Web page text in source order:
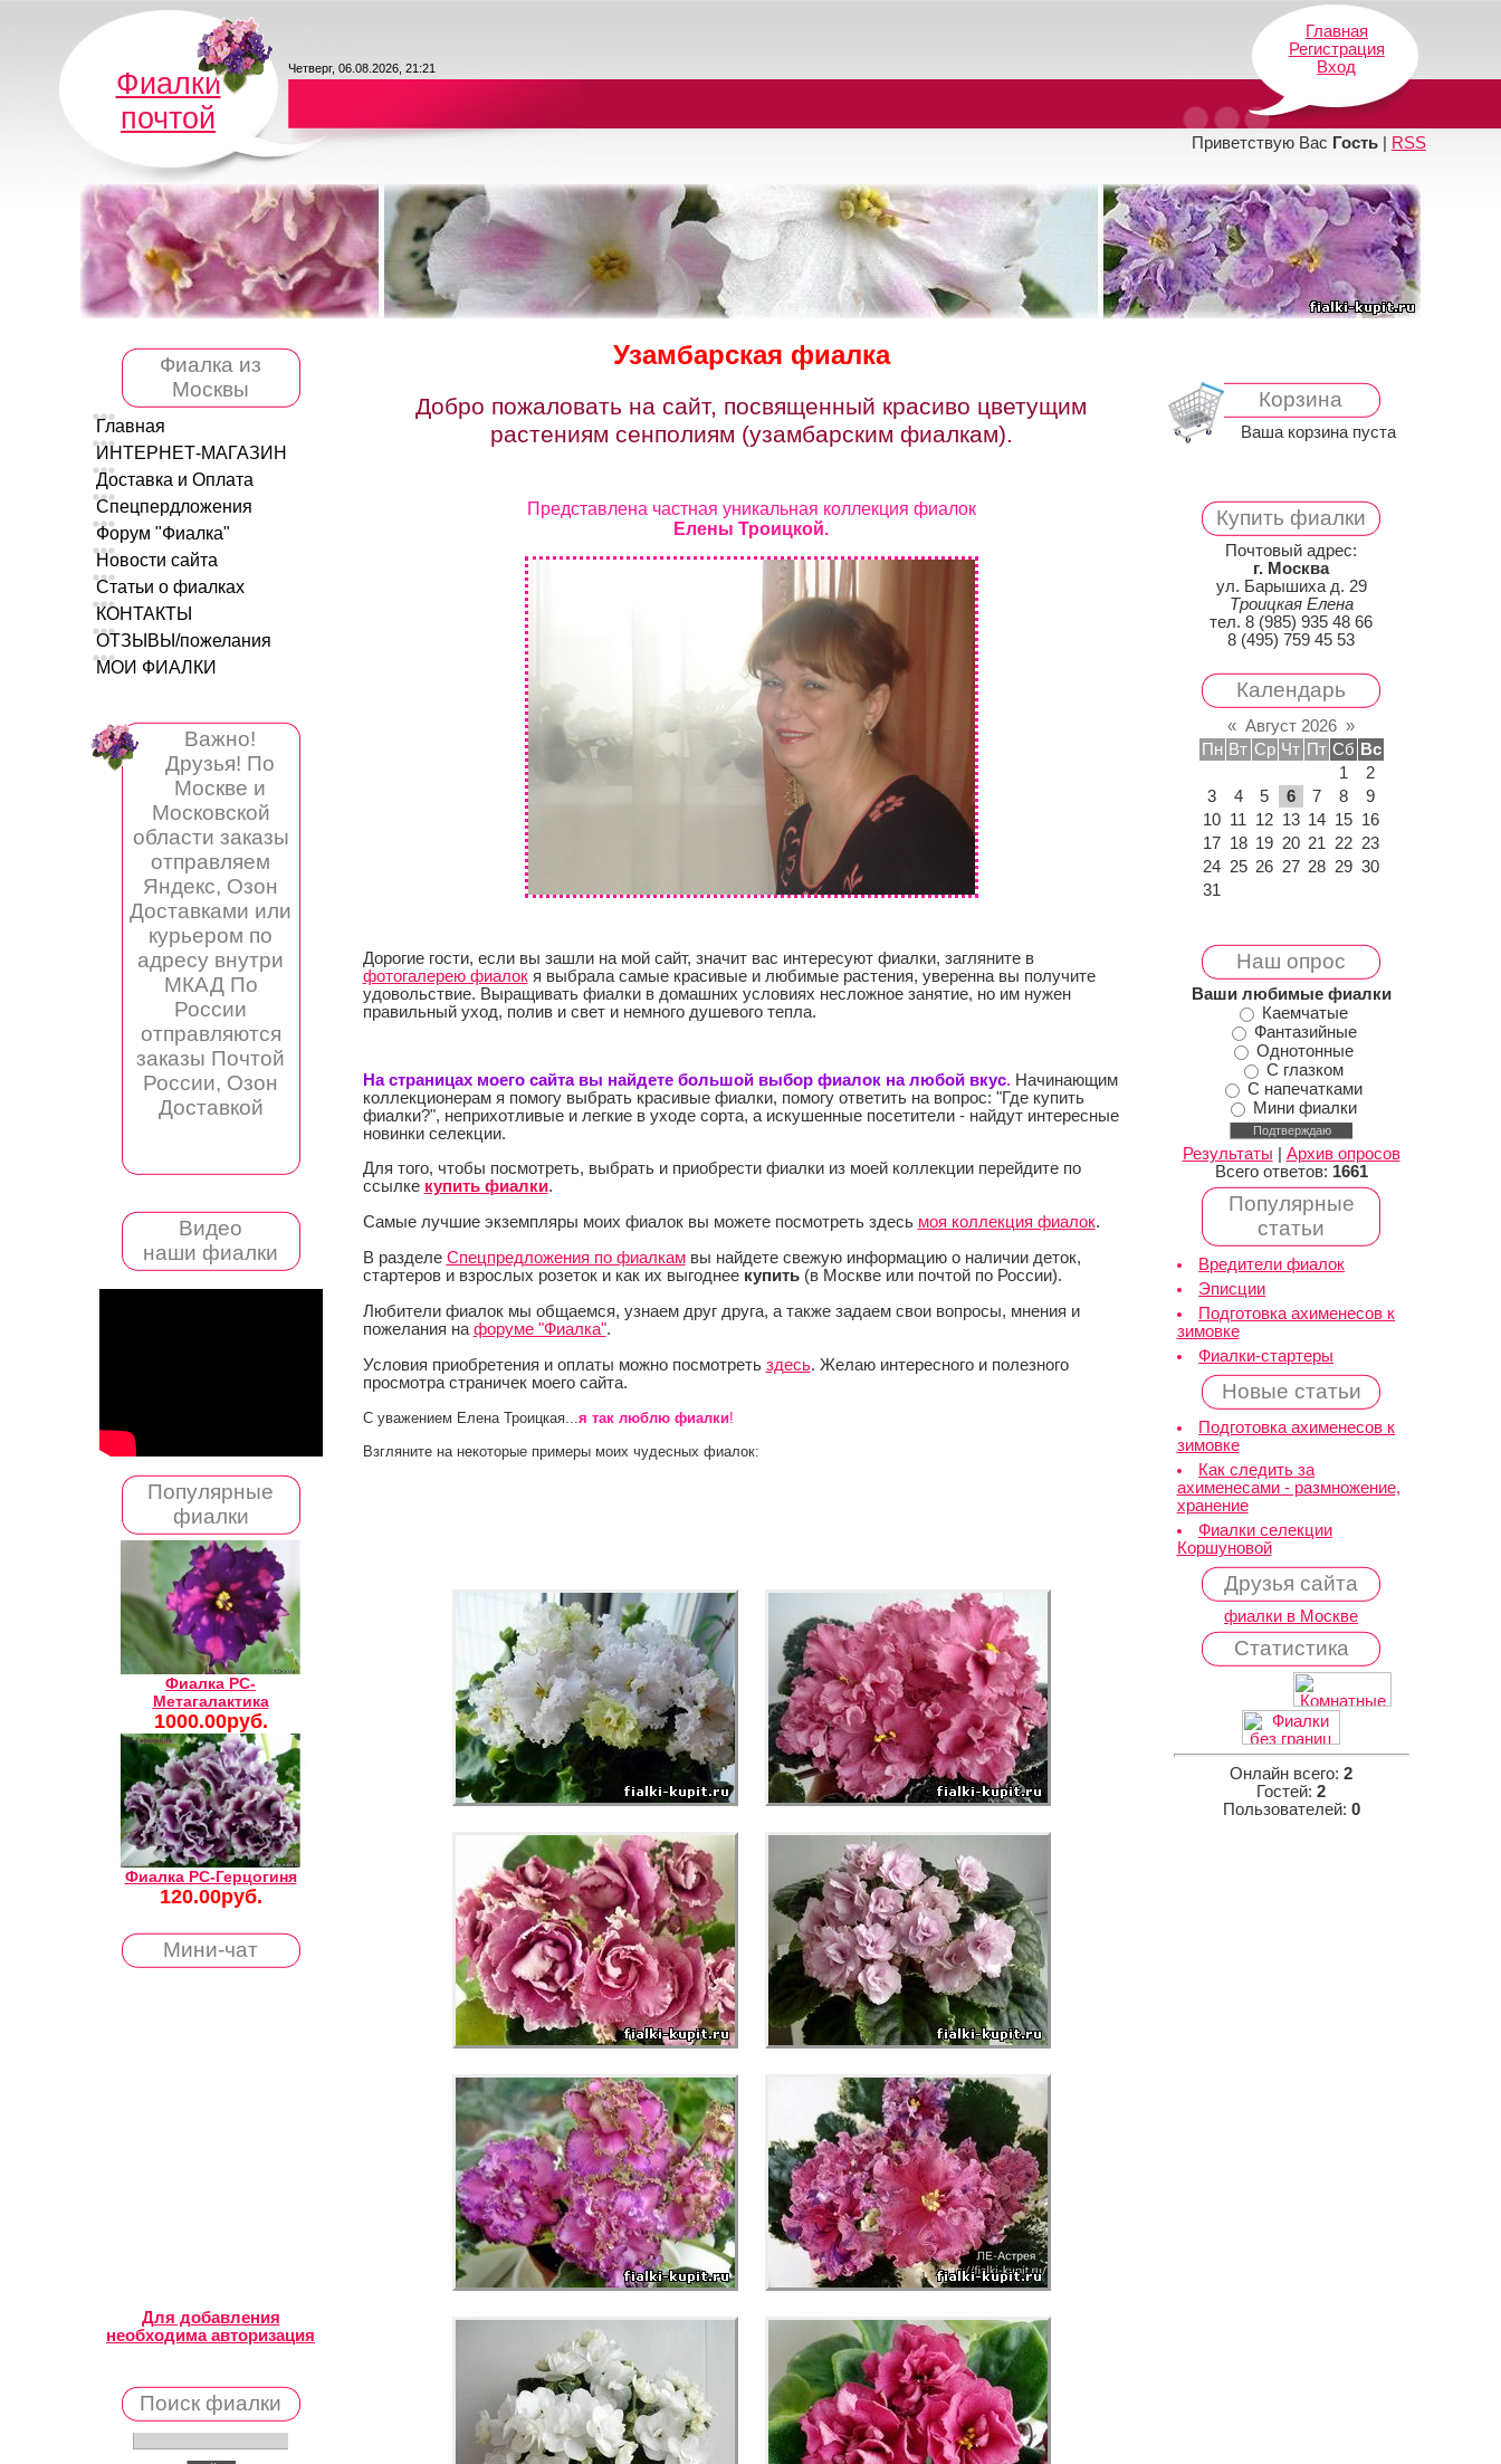
Фиалки
почтой
Четверг, 06.08.2026, 21:21
Главная
Регистрация
Вход
Приветствую Вас Гость| RSS
Фиалка из
Москвы
Главная
ИНТЕРНЕТ-МАГАЗИН
Доставка и Оплата
Спецпердложения
Форум "Фиалка"
Новости сайта
Статьи о фиалках
КОНТАКТЫ
ОТЗЫВЫ/пожелания
МОИ ФИАЛКИ
Важно!
Друзья! По
Москве и
Московской
области заказы
отправляем
Яндекс, Озон
Доставками или
курьером по
адресу внутри
МКАД По
России
отправляются
заказы Почтой
России, Озон
Доставкой
Видео
наши фиалки
Популярные
фиалки
Фиалка РС-
Метагалактика
1000.00руб.
Фиалка РС-Герцогиня
120.00руб.
Мини-чат
Для добавления
необходима авторизация
Поиск фиалки
Узамбарская фиалка
Добро пожаловать на сайт, посвященный красиво цветущим
растениям сенполиям (узамбарским фиалкам).
Представлена частная уникальная коллекция фиалок
Елены Троицкой.
Дорогие гости, если вы зашли на мой сайт, значит вас интересуют фиалки, загляните в
фотогалерею фиалокя выбрала самые красивые и любимые растения, уверенна вы получите
удовольствие. Выращивать фиалки в домашних условиях несложное занятие, но им нужен
правильный уход, полив и свет и немного душевого тепла.
На страницах моего сайта вы найдете большой выбор фиалок на любой вкус. Начинающим
коллекционерам я помогу выбрать красивые фиалки, помогу ответить на вопрос: "Где купить
фиалки?", неприхотливые и легкие в уходе сорта, а искушенные посетители - найдут интересные
новинки селекции.
Для того, чтобы посмотреть, выбрать и приобрести фиалки из моей коллекции перейдите по
ссылке купить фиалки.
Самые лучшие экземпляры моих фиалок вы можете посмотреть здесь моя коллекция фиалок.
В разделе Спецпредложения по фиалкамвы найдете свежую информацию о наличии деток,
стартеров и взрослых розеток и как их выгоднее купить(в Москве или почтой по России).
Любители фиалок мы общаемся, узнаем друг друга, а также задаем свои вопросы, мнения и
пожелания на форуме "Фиалка".
Условия приобретения и оплаты можно посмотреть здесь. Желаю интересного и полезного
просмотра страничек моего сайта.
С уважением Елена Троицкая... я так люблю фиалки!
Взгляните на некоторые примеры моих чудесных фиалок:
Корзина
Ваша корзина пуста
Купить фиалки
Почтовый адрес:
г. Москва
ул. Барышиха д. 29
Троицкая Елена
тел. 8 (985) 935 48 66
8 (495) 759 45 53
Календарь
« Август 2026 »
Пн Вт Ср Чт Пт Сб Вс
1
2
3
4 5 6 7 8
9
10 11 12 13 14 15 16
17 18 19 20 21 22 23
24 25 26 27 28 29 30
31
Наш опрос
Ваши любимые фиалки
Каемчатые
Фантазийные
Однотонные
С глазком
С напечатками
Мини фиалки
Результаты
Архив опросов
Всего ответов: 1661
Популярные
статьи
Вредители фиалок
Эписции
Подготовка ахименесов к
зимовке
Фиалки-стартеры
Новые статьи
Подготовка ахименесов к
зимовке
Как следить за
ахименесами - размножение,
хранение
Фиалки селекции
Коршуновой
Друзья сайта
фиалки в Москве
Статистика
Онлайн всего: 2
Гостей: 2
Пользователей: 0